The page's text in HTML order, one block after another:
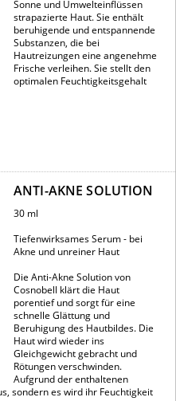
Sonne und Umwelteinflüssen
strapazierte Haut. Sie enthält
beruhigende und entspannende
Substanzen, die bei
Hautreizungen eine angenehme
Frische verleihen. Sie stellt den
optimalen Feuchtigkeitsgehalt
ANTI-AKNE SOLUTION
30 ml
Tiefenwirksames Serum - bei
Akne und unreiner Haut
Die Anti-Akne Solution von
Cosnobell klärt die Haut
porentief und sorgt für eine
schnelle Glättung und
Beruhigung des Hautbildes. Die
Haut wird wieder ins
Gleichgewicht gebracht und
Rötungen verschwinden.
Aufgrund der enthaltenen
sondern es wird ihr Feuchtigkeit